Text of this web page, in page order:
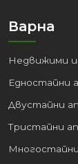
Варна
Недвижими
Едностайни
Двустайни
Тристайни